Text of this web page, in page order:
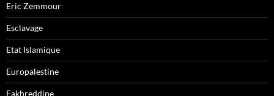
Eric Zemmour
Esclavage
Etat Islamique
Europalestine
Fakhreddine